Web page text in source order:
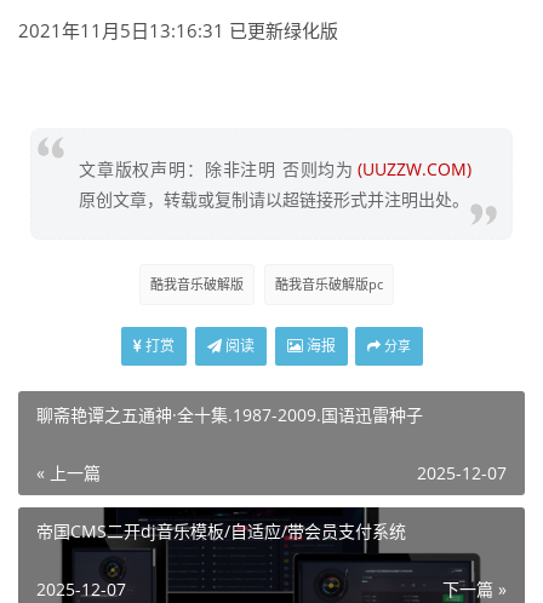
2021年11月5日13:16:31 已更新绿化版
文章版权声明：除非注明 否则均为 (UUZZW.COM)
原创文章，转载或复制请以超链接形式并注明出处。
酷我音乐破解版 酷我音乐破解版pc
打赏 阅读 海报 分享
聊斋艳谭之五通神·全十集.1987-2009.国语迅雷种子
« 上一篇 2025-12-07
帝国CMS二开dj音乐模板/自适应/带会员支付系统
下一篇 »
2025-12-07